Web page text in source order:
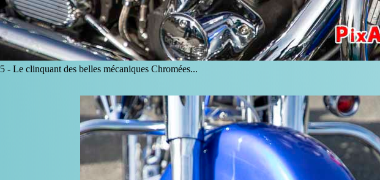
5 -Le clinquant des belles mécaniques Chromées...